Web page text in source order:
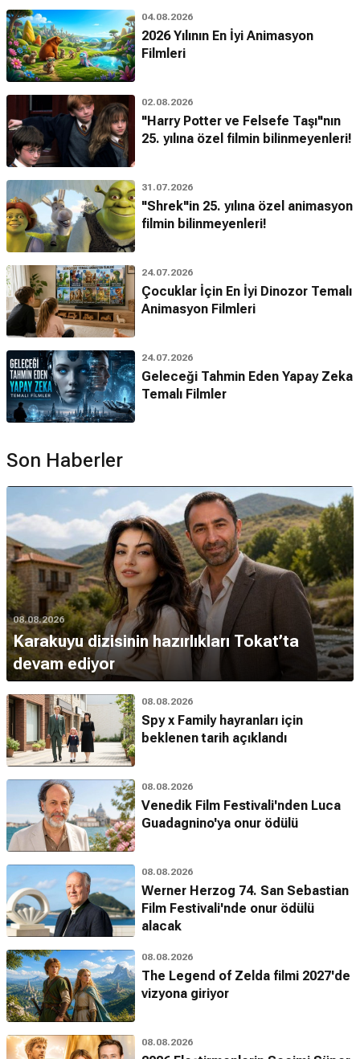
04.08.2026
2026 Yılının En İyi Animasyon
Filmleri
02.08.2026
"Harry Potter ve Felsefe Taşı"nın
25. yılına özel filmin bilinmeyenleri!
31.07.2026
"Shrek"in 25. yılına özel animasyon
filmin bilinmeyenleri!
24.07.2026
Çocuklar İçin En İyi Dinozor Temalı
Animasyon Filmleri
24.07.2026
Geleceği Tahmin Eden Yapay Zeka
Temalı Filmler
Son Haberler
08.08.2026
Karakuyu dizisinin hazırlıkları Tokat’ta
devam ediyor
08.08.2026
Spy x Family hayranları için
beklenen tarih açıklandı
08.08.2026
Venedik Film Festivali'nden Luca
Guadagnino'ya onur ödülü
08.08.2026
Werner Herzog 74. San Sebastian
Film Festivali'nde onur ödülü
alacak
08.08.2026
The Legend of Zelda filmi 2027'de
vizyona giriyor
08.08.2026